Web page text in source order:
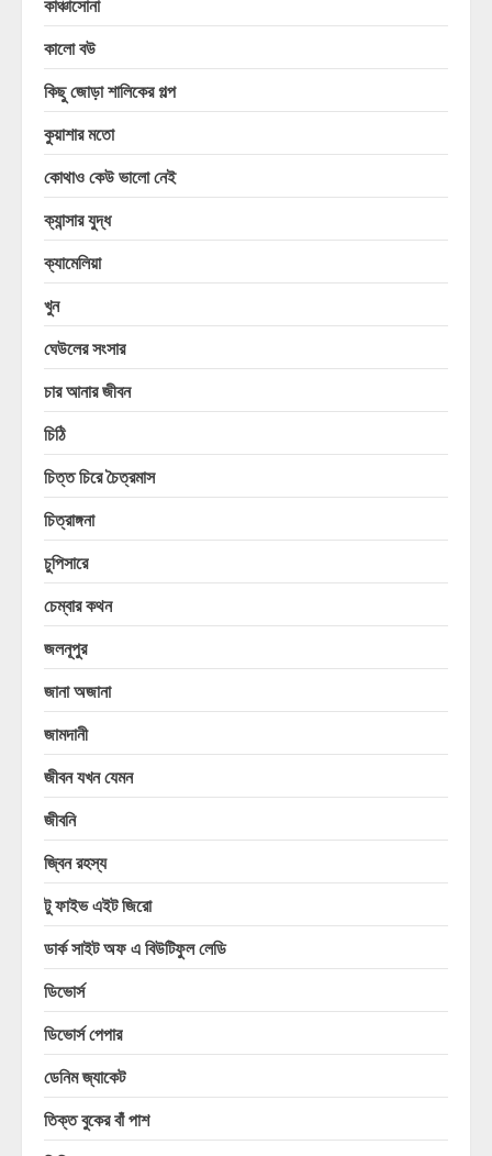
কালো বউ
কিছু জোড়া শালিকের গল্প
কুয়াশার মতো
কোথাও কেউ ভালো নেই
ক্যান্সার যুদ্ধ
ক্যামেলিয়া
খুন
ঘেউলের সংসার
চার আনার জীবন
চিঠি
চিত্ত চিরে চৈত্রমাস
চিত্রাঙ্গনা
চুপিসারে
চেম্বার কথন
জলনূপুর
জানা অজানা
জামদানী
জীবন যখন যেমন
জীবনি
জ্বিন রহস্য
টু ফাইভ এইট জিরো
ডার্ক সাইট অফ এ বিউটিফুল লেডি
ডিভোর্স
ডিভোর্স পেপার
ডেনিম জ্যাকেট
তিক্ত বুকের বাঁ পাশ